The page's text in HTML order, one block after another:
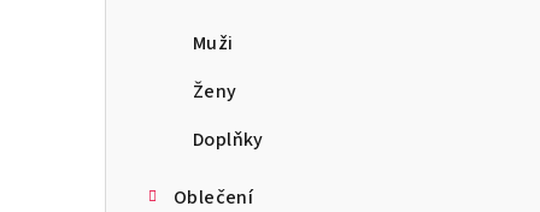
Muži
Ženy
Doplňky
Oblečení